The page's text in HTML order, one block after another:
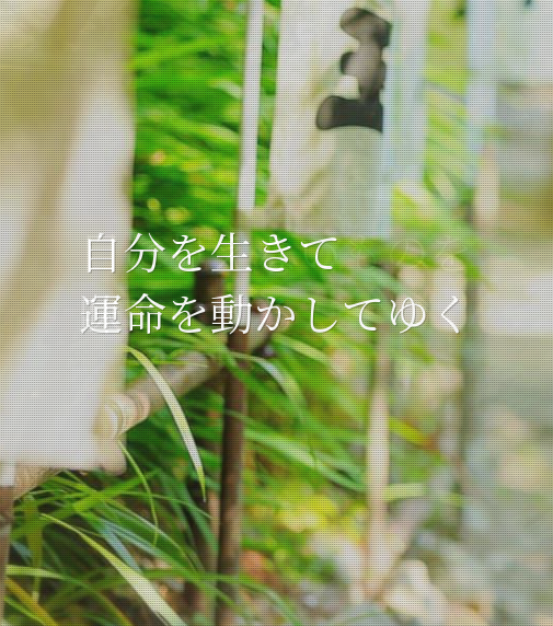
自分だけの
本来の輝きを放つ
自分を生きて
運命を動かしてゆく
目に見えないものを
味方にする
自分だけの
本来の輝きを放つ
自分を生きて
運命を動かしてゆく